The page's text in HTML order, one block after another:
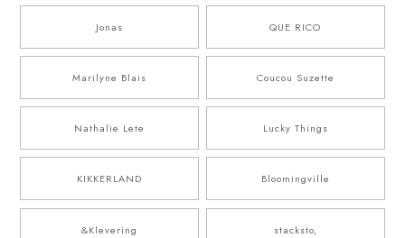
Jonas QUE RICO
Marilyne Blais Coucou Suzette
Nathalie Lete Lucky Things
KIKKERLAND Bloomingville
&Klevering stacksto,